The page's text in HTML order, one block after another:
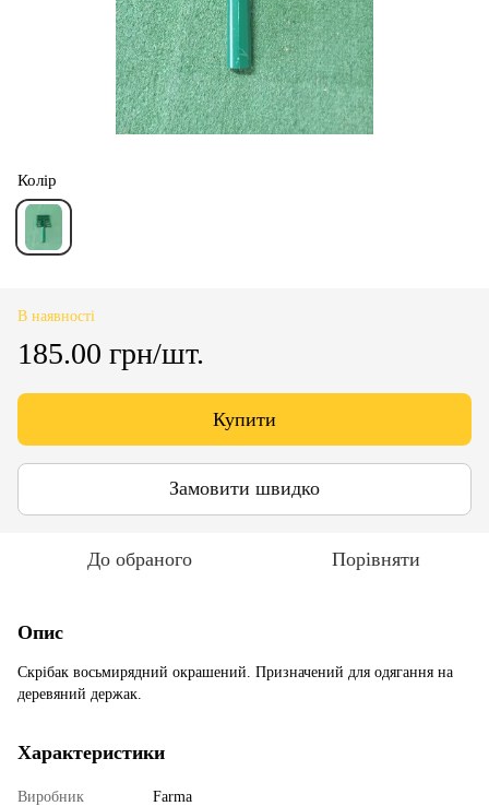
Колір
В наявності
185.00 грн/шт.
Купити
Замовити швидко
До обраного Порівняти
Опис
Скрібак восьмирядний окрашений. Призначений для одягання на
деревяний держак.
Характеристики
Виробник
Farma